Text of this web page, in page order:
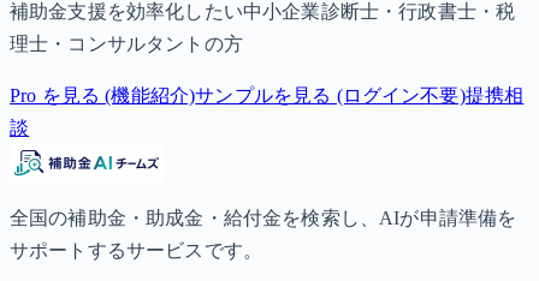
補助金支援を効率化したい中小企業診断士・行政書士・税
理士・コンサルタントの方
Pro を見る (機能紹介)サンプルを見る (ログイン不要)提携相
談
全国の補助金・助成金・給付金を検索し、AIが申請準備を
サポートするサービスです。